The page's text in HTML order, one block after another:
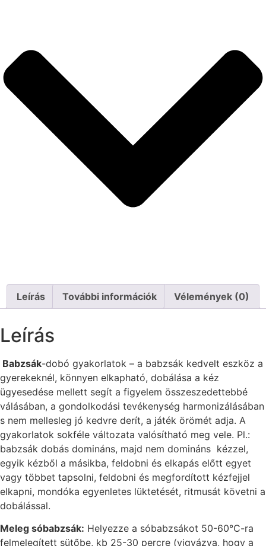
Leírás További információk Vélemények (0)
Leírás
Babzsák-dobó gyakorlatok – a babzsák kedvelt eszköz a
gyerekeknél, könnyen elkapható, dobálása a kéz
ügyesedése mellett segít a figyelem összeszedettebbé
válásában, a gondolkodási tevékenység harmonizálásában
s nem mellesleg jó kedvre derít, a játék örömét adja. A
gyakorlatok sokféle változata valósítható meg vele. Pl.:
babzsák dobás domináns, majd nem domináns kézzel,
egyik kézből a másikba, feldobni és elkapás előtt egyet
vagy többet tapsolni, feldobni és megfordított kézfejjel
elkapni, mondóka egyenletes lüktetését, ritmusát követni a
dobálással.
Meleg sóbabzsák: Helyezze a sóbabzsákot 50-60°C-ra
felmelegített sütőbe, kb 25-30 percre (vigyázva, hogy a